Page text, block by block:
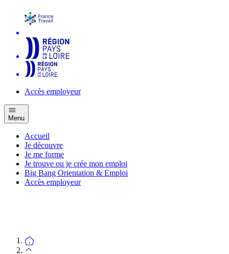
Accès employeur
Menu
Accueil
Je découvre
Je me forme
Je trouve ou je crée mon emploi
Big Bang Orientation & Emploi
Accès employeur